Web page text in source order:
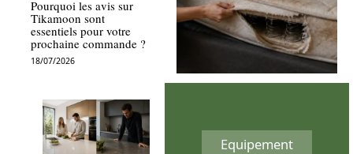
Pourquoi les avis sur
Tikamoon sont
essentiels pour votre
prochaine commande ?
18/07/2026
Equipement